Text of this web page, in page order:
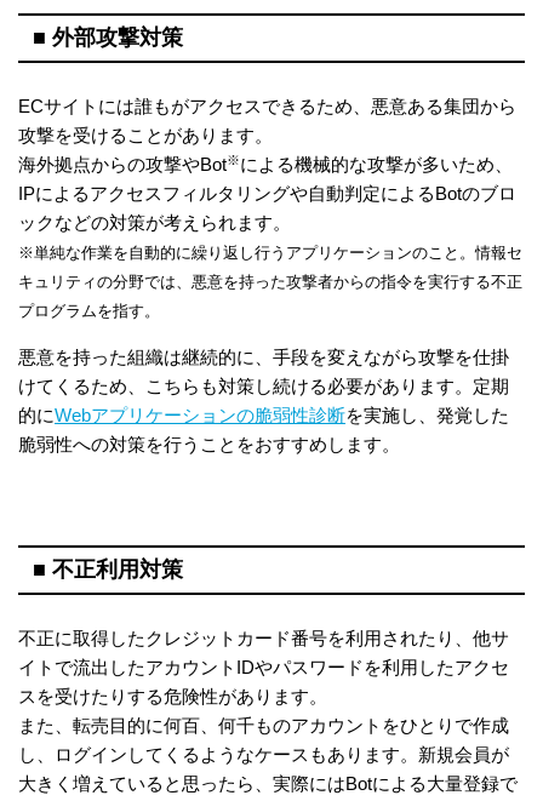
■ 外部攻撃対策
ECサイトには誰もがアクセスできるため、悪意ある集団から
攻撃を受けることがあります。
海外拠点からの攻撃やBot※による機械的な攻撃が多いため、
IPによるアクセスフィルタリングや自動判定によるBotのブロ
ックなどの対策が考えられます。
※単純な作業を自動的に繰り返し行うアプリケーションのこと。情報セ
キュリティの分野では、悪意を持った攻撃者からの指令を実行する不正
プログラムを指す。
悪意を持った組織は継続的に、手段を変えながら攻撃を仕掛
けてくるため、こちらも対策し続ける必要があります。定期
的にWebアプリケーションの脆弱性診断を実施し、発覚した
脆弱性への対策を行うことをおすすめします。
■ 不正利用対策
不正に取得したクレジットカード番号を利用されたり、他サ
イトで流出したアカウントIDやパスワードを利用したアクセ
スを受けたりする危険性があります。
また、転売目的に何百、何千ものアカウントをひとりで作成
し、ログインしてくるようなケースもあります。新規会員が
大きく増えていると思ったら、実際にはBotによる大量登録で